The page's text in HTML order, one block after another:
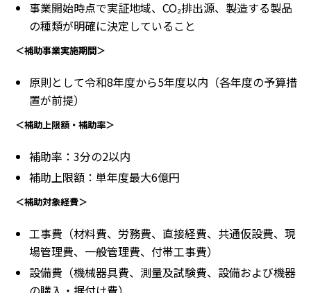
事業開始時点で実証地域、CO₂排出源、製造する製品
の種類が明確に決定していること
＜補助事業実施期間＞
原則として令和8年度から5年度以内（各年度の予算措
置が前提）
＜補助上限額・補助率＞
補助率：3分の2以内
補助上限額：単年度最大6億円
＜補助対象経費＞
工事費（材料費、労務費、直接経費、共通仮設費、現
場管理費、一般管理費、付帯工事費）
設備費（機械器具費、測量及試験費、設備および機器